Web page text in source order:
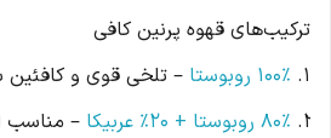
ترکیب‌های قهوه پرنین کافی
100% روبوستا
– تلخی قوی و کافئین
80% روبوستا + 20% عربیکا
– مناسب